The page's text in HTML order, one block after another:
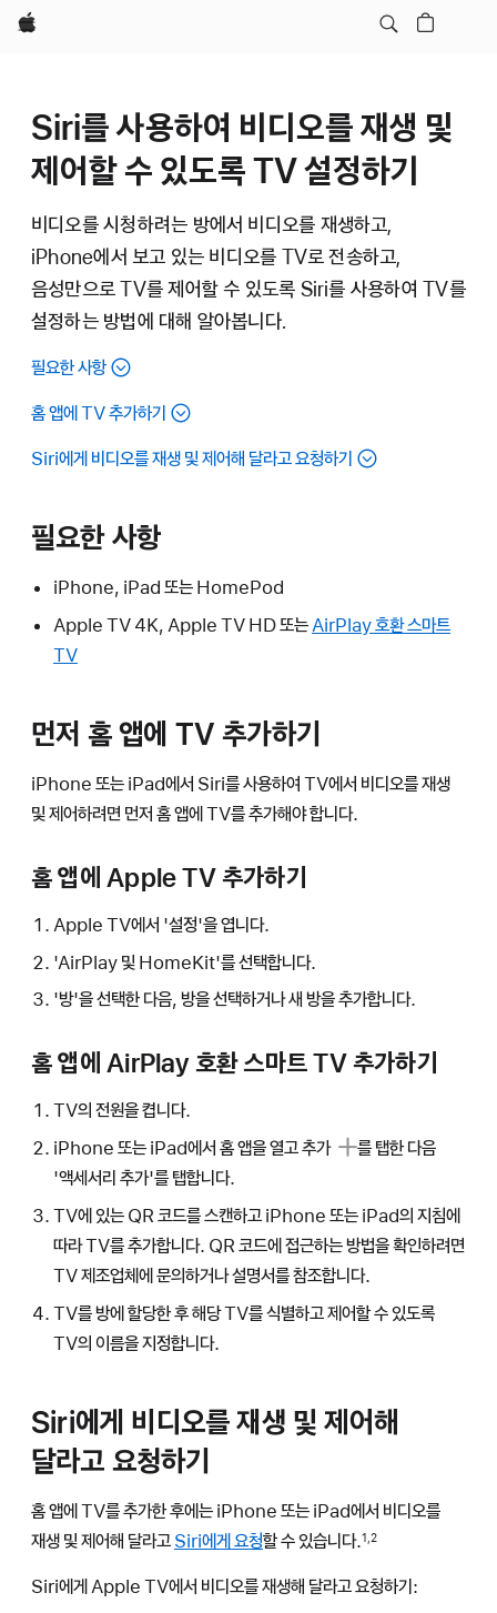
Apple
Siri를 사용하여 비디오를 재생 및
제어할 수 있도록 TV 설정하기
비디오를 시청하려는 방에서 비디오를 재생하고,
iPhone에서 보고 있는 비디오를 TV로 전송하고,
음성만으로 TV를 제어할 수 있도록 Siri를 사용하여 TV를
설정하는 방법에 대해 알아봅니다.
필요한 사항
홈 앱에 TV 추가하기
Siri에게 비디오를 재생 및 제어해 달라고 요청하기
필요한 사항
iPhone, iPad 또는 HomePod
Apple TV 4K, Apple TV HD 또는 AirPlay 호환 스마트
TV
먼저 홈 앱에 TV 추가하기
iPhone 또는 iPad에서 Siri를 사용하여 TV에서 비디오를 재생
및 제어하려면 먼저 홈 앱에 TV를 추가해야 합니다.
홈 앱에 Apple TV 추가하기
Apple TV에서 '설정'을 엽니다.
'AirPlay 및 HomeKit'를 선택합니다.
'방'을 선택한 다음, 방을 선택하거나 새 방을 추가합니다.
홈 앱에 AirPlay 호환 스마트 TV 추가하기
TV의 전원을 켭니다.
iPhone 또는 iPad에서 홈 앱을 열고추가
를 탭한 다음
'액세서리 추가'를 탭합니다.
TV에 있는 QR 코드를 스캔하고 iPhone 또는 iPad의 지침에
따라 TV를 추가합니다. QR 코드에 접근하는 방법을 확인하려면
TV 제조업체에 문의하거나 설명서를 참조합니다.
TV를 방에 할당한 후 해당 TV를 식별하고 제어할 수 있도록
TV의 이름을 지정합니다.
Siri에게 비디오를 재생 및 제어해
달라고 요청하기
홈 앱에 TV를 추가한 후에는 iPhone 또는 iPad에서 비디오를
재생 및 제어해 달라고 Siri에게 요청할 수 있습니다.1,2
Siri에게 Apple TV에서 비디오를 재생해 달라고 요청하기: